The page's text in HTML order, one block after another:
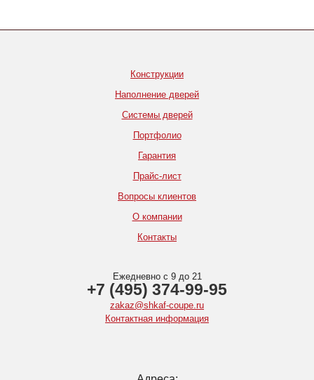
Конструкции
Наполнение дверей
Системы дверей
Портфолио
Гарантия
Прайс-лист
Вопросы клиентов
О компании
Контакты
Ежедневно с 9 до 21
+7 (495) 374-99-95
zakaz@shkaf-coupe.ru
Контактная информация